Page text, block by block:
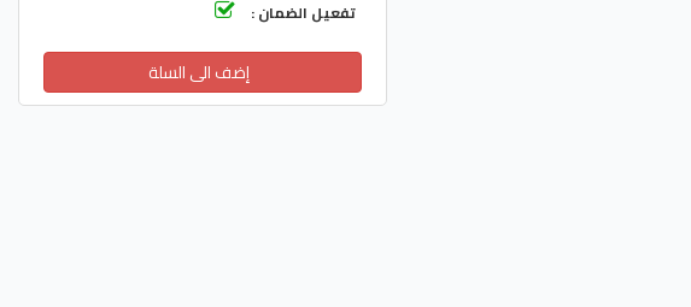
تفعيل الضمان :
إضف الى السلة